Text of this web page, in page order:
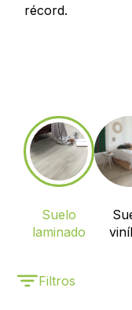
récord.
Suelo
laminado
Filtros